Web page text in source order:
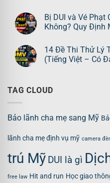
Bị DUI và Vé
Không? Quy Định
14 Đề Thi Thử Lý
(Tiếng Việt – Có
TAG CLOUD
Bảo lãnh cha mẹ sang Mỹ
lãnh cha mẹ định vụ mỹ camera
trú Mỹ DUI là gì
free law Hit and run Học giao